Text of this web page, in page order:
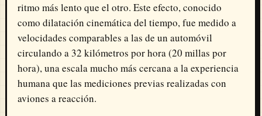
ritmo más lento que el otro. Este efecto, conocido
como dilatación cinemática del tiempo, fue medido a
velocidades comparables a las de un automóvil
circulando a 32 kilómetros por hora (20 millas por
hora), una escala mucho más cercana a la experiencia
humana que las mediciones previas realizadas con
aviones a reacción.